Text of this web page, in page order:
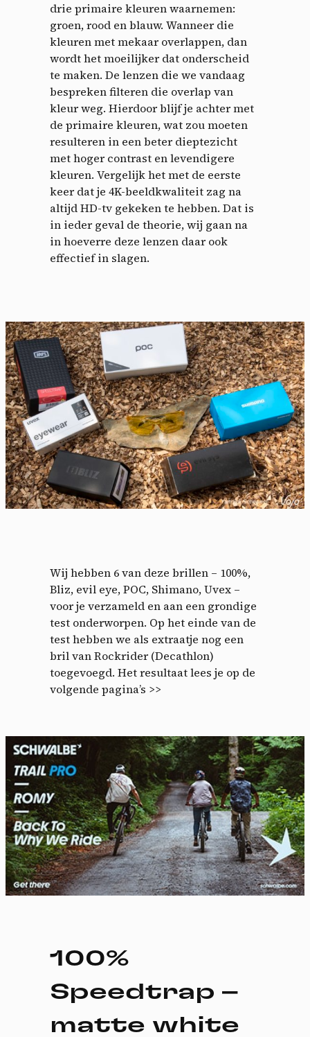
drie primaire kleuren waarnemen:
groen, rood en blauw. Wanneer die
kleuren met mekaar overlappen, dan
wordt het moeilijker dat onderscheid
te maken. De lenzen die we vandaag
bespreken filteren die overlap van
kleur weg. Hierdoor blijf je achter met
de primaire kleuren, wat zou moeten
resulteren in een beter dieptezicht
met hoger contrast en levendigere
kleuren. Vergelijk het met de eerste
keer dat je 4K-beeldkwaliteit zag na
altijd HD-tv gekeken te hebben. Dat is
in ieder geval de theorie, wij gaan na
in hoeverre deze lenzen daar ook
effectief in slagen.
Wij hebben 6 van deze brillen – 100%,
Bliz, evil eye, POC, Shimano, Uvex –
voor je verzameld en aan een grondige
test onderworpen. Op het einde van de
test hebben we als extraatje nog een
bril van Rockrider (Decathlon)
toegevoegd. Het resultaat lees je op de
volgende pagina’s >>
100%
Speedtrap –
matte white